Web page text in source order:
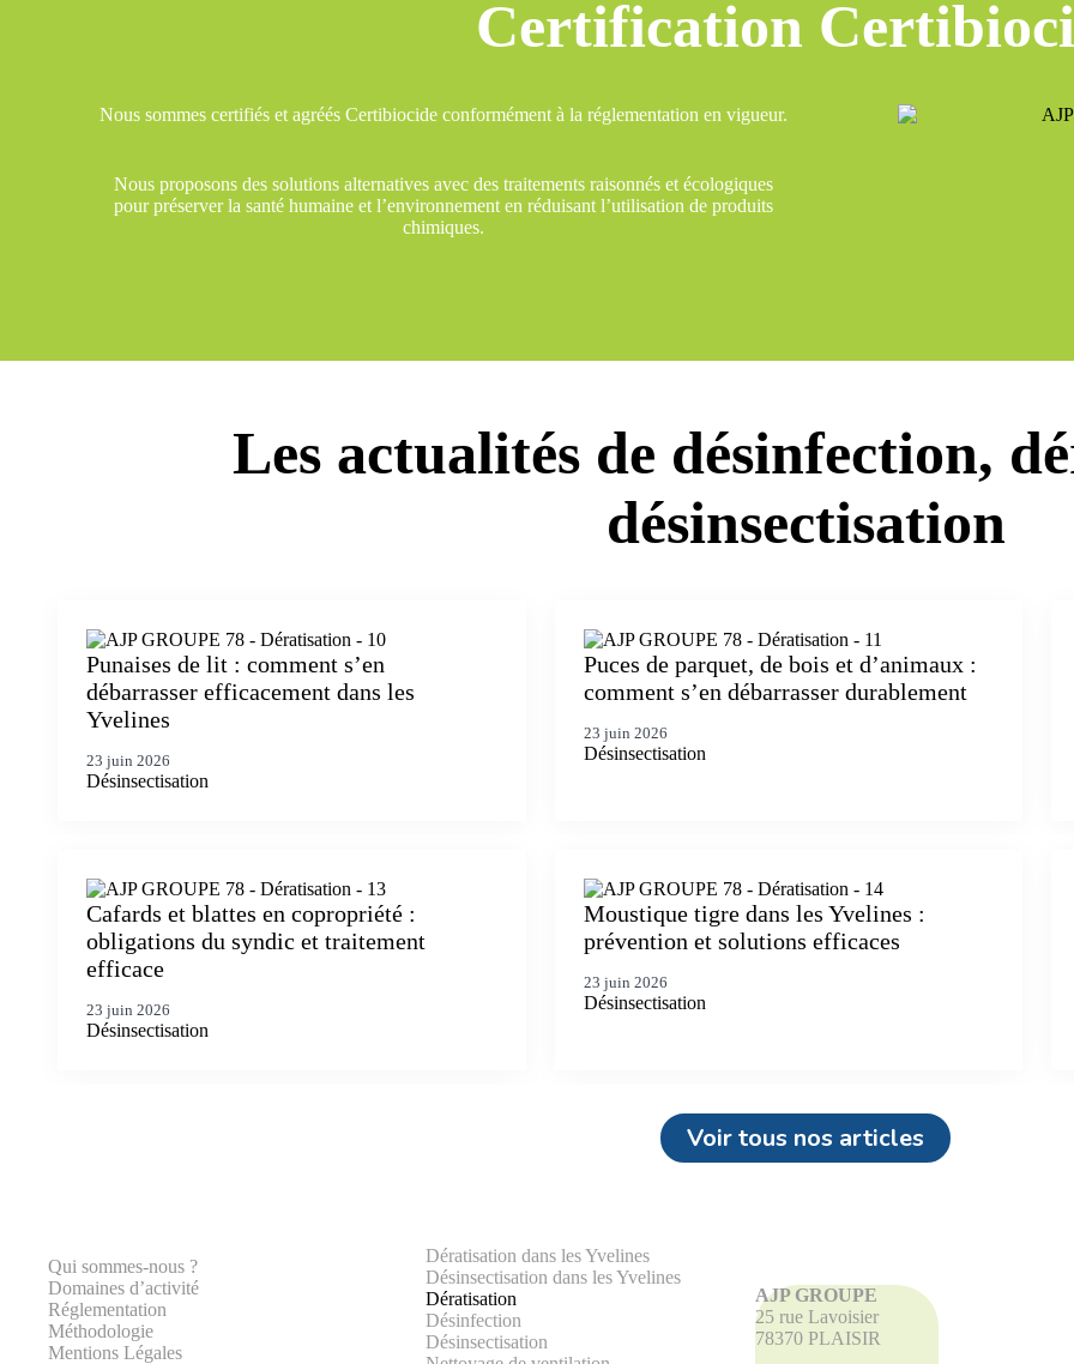
Certification
Nous sommes certifiés et agréés Certibiocide conformément à la réglementation en vigueur.
Nous proposons des solutions alternatives avec des traitements raisonnés et écologiques
pour préserver la santé humaine et l’environnement en réduisant l’utilisation de produits
chimiques.
Les actualités de désinfection,
désinsectisation
Punaises de lit : comment s’en
débarrasser efficacement dans les
Yvelines
23 juin 2026
Désinsectisation
Puces de parquet, de bois et d’animaux :
comment s’en débarrasser durablement
23 juin 2026
Désinsectisation
Cafards et blattes en copropriété :
obligations du syndic et traitement
efficace
23 juin 2026
Désinsectisation
Moustique tigre dans les Yvelines :
prévention et solutions efficaces
23 juin 2026
Désinsectisation
Voir tous nos articles
Qui sommes-nous ?
Domaines d’activité
Réglementation
Méthodologie
Mentions Légales
Dératisation dans les Yvelines
Désinsectisation dans les Yvelines
Dératisation
Désinfection
Désinsectisation
AJP GROUPE
25 rue Lavoisier
78370 PLAISIR